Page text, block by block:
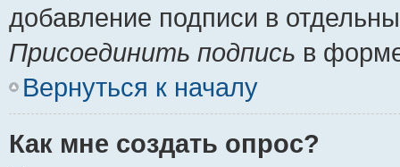
добавление подписи в
Присоединить подпись в
Вернуться к началу
Как мне создать опрос?